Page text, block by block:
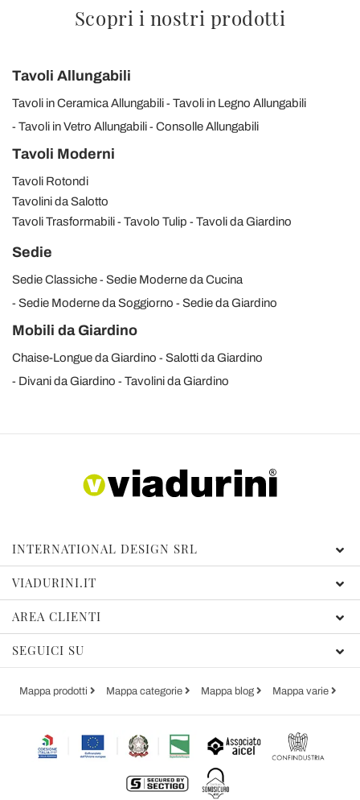
Scopri i nostri prodotti
Tavoli Allungabili
Tavoli in Ceramica Allungabili
Tavoli in Legno Allungabili
Tavoli in Vetro Allungabili
Consolle Allungabili
Tavoli Moderni
Tavoli Rotondi
Tavolini da Salotto
Tavoli Trasformabili
Tavolo Tulip Tavoli da Giardino
Sedie
Sedie Classiche
Sedie Moderne da Cucina
Sedie Moderne da Soggiorno
Sedie da Giardino
Mobili da Giardino
Chaise-Longue da Giardino
Salotti da Giardino
Divani da Giardino
Tavolini da Giardino
INTERNATIONAL DESIGN SRL
VIADURINI.IT
AREA CLIENTI
SEGUICI SU
Mappa prodotti Mappa categorie Mappa blog Mappa varie